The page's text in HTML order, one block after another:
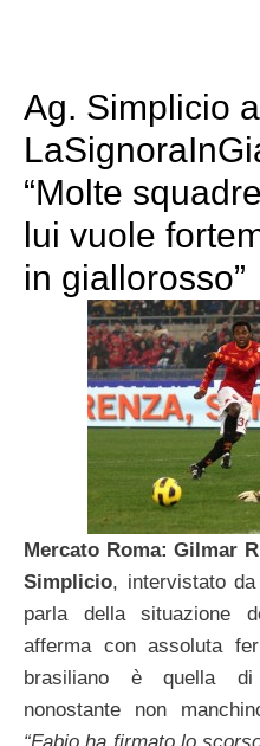
Ag. Simplicio a
“Molte
lui vuole
in giallorosso”
Mercato Roma: Gilmar
Simplicio, intervistato da
parla della situazione
afferma con assoluta
brasiliano è quella
nonostante non